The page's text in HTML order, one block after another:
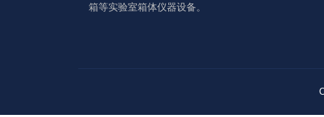
箱等实验室箱体仪器设备。